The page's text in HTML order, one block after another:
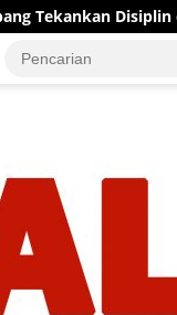
dan Kekompakan